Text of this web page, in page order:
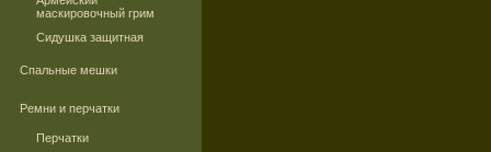
маскировочный грим
Сидушка защитная
Спальные мешки
Ремни и перчатки
Перчатки